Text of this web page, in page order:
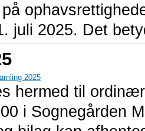
juli 2025. Det
2025
hermed til
i Sognegården